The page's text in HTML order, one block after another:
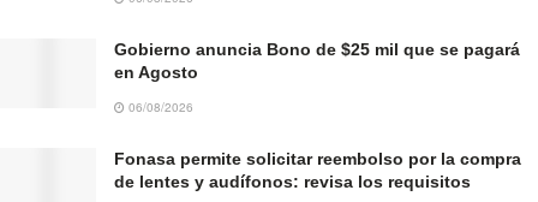
Gobierno anuncia Bono de $25 mil que se pagará
en Agosto
06/08/2026
Fonasa permite solicitar reembolso por la compra
de lentes y audífonos: revisa los requisitos